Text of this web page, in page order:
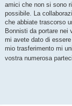
a
g
i
o
amici che non si sono
possibile. La
che abbiate trascorso
Bonnisti da portare nei
mi avete dato di
mio trasferimento mi
vostra numerosa